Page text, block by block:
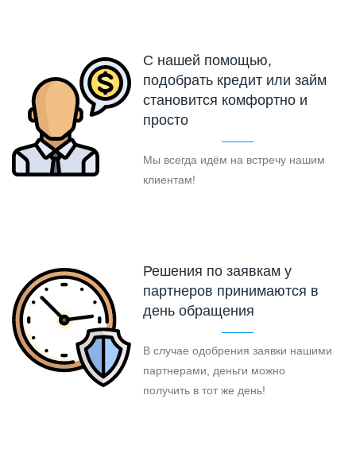
С нашей помощью,
подобрать кредит или займ
становится комфортно и
просто
Мы всегда идём на встречу нашим
клиентам!
Решения по заявкам у
партнеров принимаются в
день обращения
В случае одобрения заявки нашими
партнерами, деньги можно
получить в тот же день!